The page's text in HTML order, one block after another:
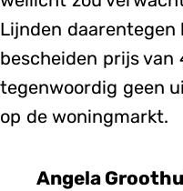
Lijnden
bescheiden prijs
tegenwoordig geen
op de woningmarkt.
Angela